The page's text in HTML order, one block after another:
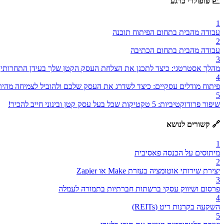
1
עבודה מהבית בתחום הפיתוח תוכנה
2
עבודה מהבית בתחום הכתיבה
3
מהלך אסטרטגי: כיצד לתכנן את הצלחת העסק הקטן שלך בעידן התחרותי
4
פיתוח מודלים עסקיים: כיצד לשדרג את העסק שלכם ולהוביל לצמיחה
5
שיפור פרודוקטיביות: 5 טקטיקות שכל בעל עסק קטן ובינוני חייב להכיר!
🔗 קשורים לנושא
1
מיתוסים על הכנסה פאסיבית
2
יצירת שירותי אוטומציה בעזרת Make או Zapier
3
פרסום ושיווק עסקי ברשתות חברתיות בתמורה לעמלה
4
השקעה בקרנות ריט (REITs)
5